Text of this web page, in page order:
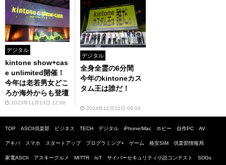
デジタル
kintone show+cas
e unlimited開催！
今年は老若男女どこ
ろか海外からも登壇
2023年11月13日 12:00
デジタル
全身全霊の6分間
今年のkintoneカス
タム王は誰だ！
2024年11月22日 09:00
TOP ASCII倶楽部 ビジネス TECH デジタル iPhone/Mac ホビー 自作PC AV
アキバ スマホ スタートアップ プログラミング+ ゲーム 格安SIM 倶楽部情報局
家電ASCII アスキーグルメ MITTR IoT サイバーセキュリティ小説コンテスト SDGs